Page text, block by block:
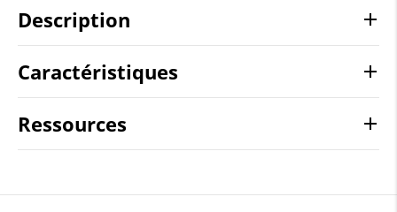
Description
Caractéristiques
Ressources